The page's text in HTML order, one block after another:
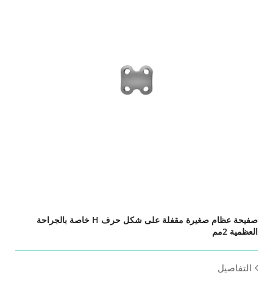
صفيحة عظام صغيرة مقفلة على شكل حرف H خاصة بالجراحة
العظمية 2مم
التفاصيل